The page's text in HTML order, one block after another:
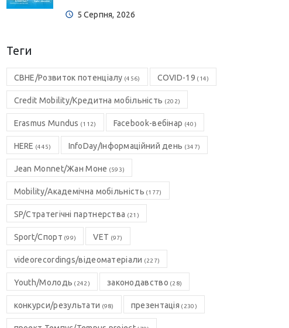
5 Серпня, 2026
Теги
CBHE/Розвиток потенціалу (456) COVID-19 (14)
Credit Mobility/Кредитна мобільність (202)
Erasmus Mundus (112) Facebook-вебінар (40)
HERE (445) InfoDay/Інформаційний день (347)
Jean Monnet/Жан Моне (593)
Mobility/Академічна мобільність (177)
SP/Стратегічні партнерства (21)
Sport/Спорт (99) VET (97)
videorecordings/відеоматеріали (227)
Youth/Молодь (242) законодавство (28)
конкурси/результати (98) презентація (230)